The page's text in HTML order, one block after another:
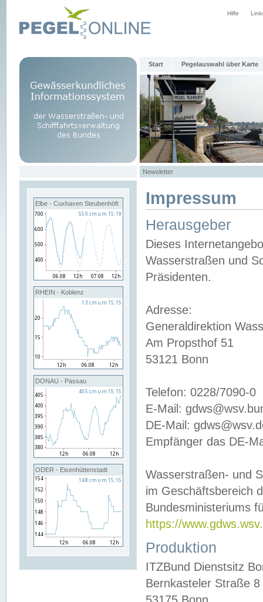
Hilfe
Start Pegelauswahl über Karte
Newsletter
Elbe - Cuxhaven Steubenhöft
RHEIN - Koblenz
DONAU - Passau
ODER - Eisenhüttenstadt
Impressum
Herausgeber
Dieses
Wasserstraßen und
Präsidenten.
Adresse:
Generaldirektion
Am Propsthof 51
53121 Bonn
Telefon: 0228/7090-0
E-Mail:
DE-Mail:
Empfänger das DE-
Wasserstraßen- und
im Geschäftsbereich
Bundesministeriums
https://
Produktion
ITZBund Dienstsitz
Bernkasteler Straße 8